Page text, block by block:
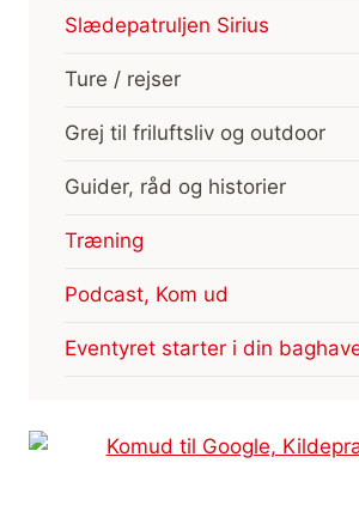
Slædepatruljen Sirius
Ture / rejser
Grej til friluftsliv og outdoor
Guider, råd og historier
Træning
Podcast, Kom ud
Eventyret starter i din